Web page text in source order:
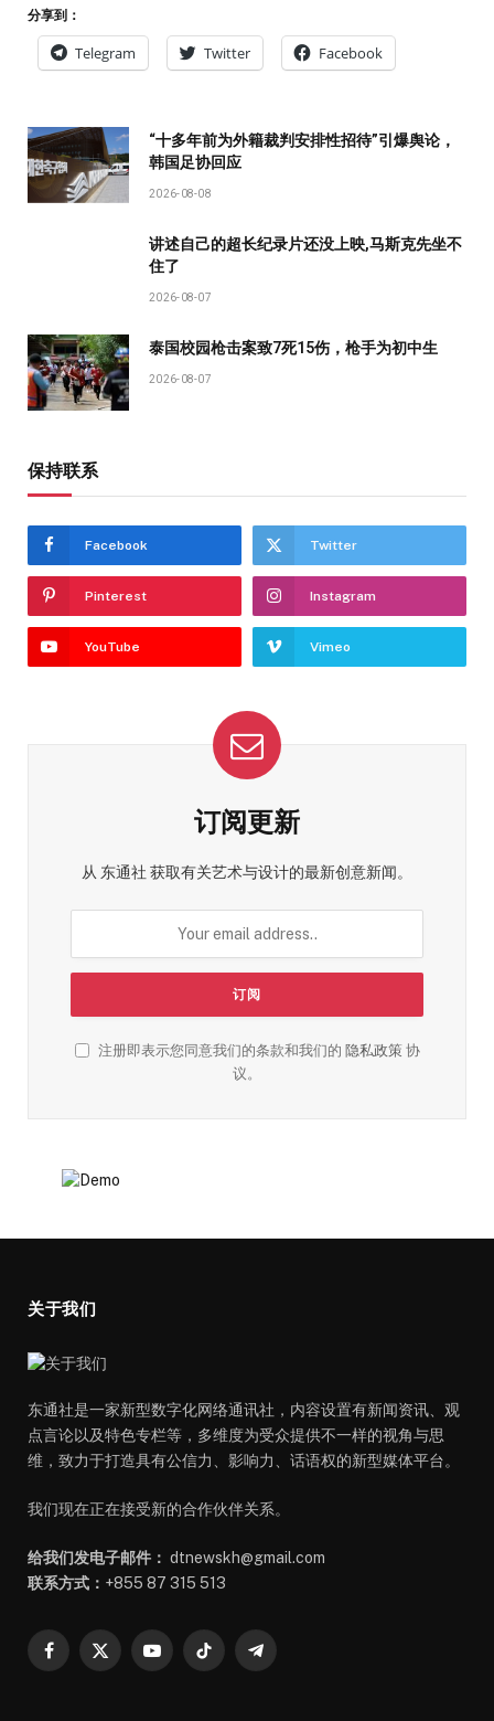
分享到：
Telegram Twitter Facebook
“十多年前为外籍裁判安排性招待”引爆舆论，
韩国足协回应
2026-08-08
讲述自己的超长纪录片还没上映,马斯克先坐不
住了
2026-08-07
泰国校园枪击案致7死15伤，枪手为初中生
2026-08-07
保持联系
Facebook Twitter
Pinterest Instagram
YouTube Vimeo
订阅更新
从 东通社 获取有关艺术与设计的最新创意新闻。
注册即表示您同意我们的条款和我们的 隐私政策协
议。
关于我们
东通社是一家新型数字化网络通讯社，内容设置有新闻资讯、观
点言论以及特色专栏等，多维度为受众提供不一样的视角与思
维，致力于打造具有公信力、影响力、话语权的新型媒体平台。
我们现在正在接受新的合作伙伴关系。
给我们发电子邮件： dtnewskh@gmail.com
联系方式： +855 87 315 513
Facebook
X
YouTubeTikTok Telegram